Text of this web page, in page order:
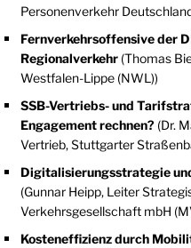
Personenverkehr
Fernverkehrsoffensive der
Regionalverkehr(Thomas
Westfalen-Lippe (NWL))
SSB-Vertriebs- und
Engagement rechnen? (Dr.
Vertrieb, Stuttgarter
Digitalisierungsstrategie
(Gunnar Heipp, Leiter
Verkehrsgesellschaft mbH
Kosteneffizienz durch